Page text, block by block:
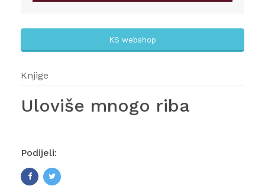
KS webshop
Knjige
Uloviše mnogo riba
Podijeli: